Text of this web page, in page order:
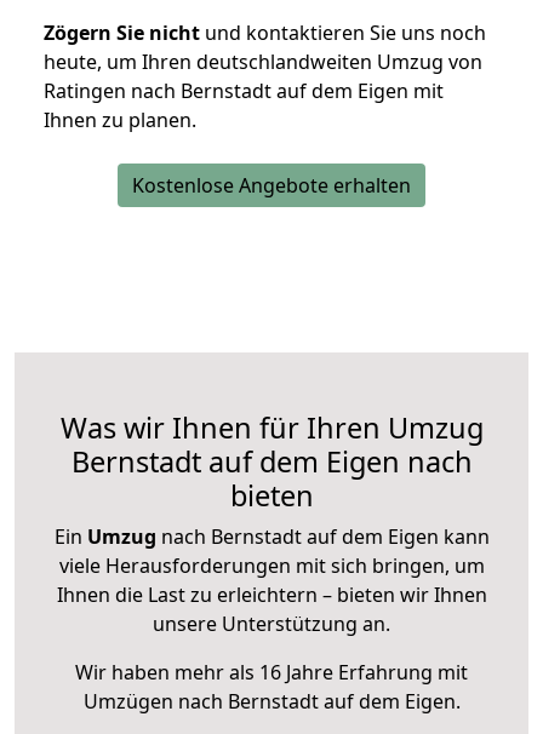
Zögern Sie nicht und kontaktieren Sie uns noch
heute, um Ihren deutschlandweiten Umzug von
Ratingen nach Bernstadt auf dem Eigen mit
Ihnen zu planen.
Kostenlose Angebote erhalten
Was wir Ihnen für Ihren Umzug
Bernstadt auf dem Eigen nach
bieten
Ein Umzug nach Bernstadt auf dem Eigen kann
viele Herausforderungen mit sich bringen, um
Ihnen die Last zu erleichtern – bieten wir Ihnen
unsere Unterstützung an.
Wir haben mehr als 16 Jahre Erfahrung mit
Umzügen nach Bernstadt auf dem Eigen.